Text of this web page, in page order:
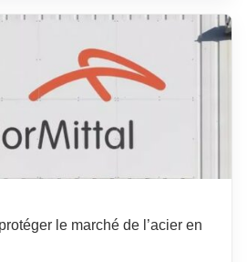
le marché de l’acier en